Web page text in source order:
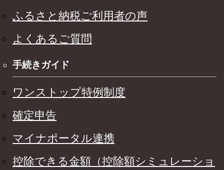
ふるさと納税ご利用者の声
よくあるご質問
手続きガイド
ワンストップ特例制度
確定申告
マイナポータル連携
控除できる金額（控除額シミュレーショ